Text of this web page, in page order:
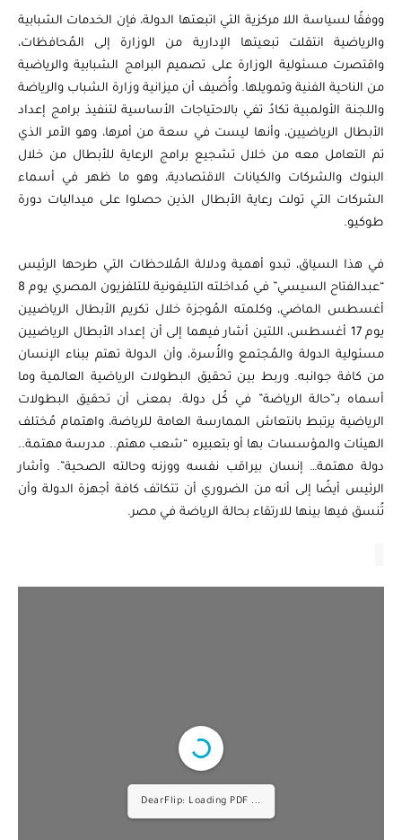
ووفقًا لسياسة اللا مركزية التي اتبعتها الدولة، فإن الخدمات الشبابية
والرياضية انتقلت تبعيتها الإدارية من الوزارة إلى المُحافظات،
واقتصرت مسئولية الوزارة على تصميم البرامج الشبابية والرياضية
من الناحية الفنية وتمويلها. وأُضيف أن ميزانية وزارة الشباب والرياضة
واللجنة الأولمبية تكادُ تفي بالاحتياجات الأساسية لتنفيذ برامج إعداد
الأبطال الرياضيين، وأنها ليست في سعة من أمرها، وهو الأمر الذي
تم التعامل معه من خلال تشجيع برامج الرعاية للأبطال من خلال
البنوك والشركات والكيانات الاقتصادية، وهو ما ظهر في أسماء
الشركات التي تولت رعاية الأبطال الذين حصلوا على ميداليات دورة
طوكيو.
في هذا السياق، تبدو أهمية ودلالة المُلاحظات التي طرحها الرئيس
“عبدالفتاح السيسي” في مُداخلته التليفونية للتلفزيون المصري يوم 8
أغسطس الماضي، وكلمته المُوجزة خلال تكريم الأبطال الرياضيين
يوم 17 أغسطس، اللتين أشار فيهما إلى أن إعداد الأبطال الرياضيين
مسئولية الدولة والمُجتمع والأُسرة، وأن الدولة تهتم ببناء الإنسان
من كافة جوانبه. وربط بين تحقيق البطولات الرياضية العالمية وما
أسماه بـ”حالة الرياضة” في كُل دولة. بمعنى أن تحقيق البطولات
الرياضية يرتبط بانتعاش الممارسة العامة للرياضة، واهتمام مُختلف
الهيئات والمؤسسات بها أو بتعبيره “شعب مهتم.. مدرسة مهتمة..
دولة مهتمة… إنسان بيراقب نفسه ووزنه وحالته الصحية”. وأشار
الرئيس أيضًا إلى أنه من الضروري أن تتكاتف كافة أجهزة الدولة وأن
تُنسق فيها بينها للارتقاء بحالة الرياضة في مصر.
DearFlip: Loading PDF 5% ...